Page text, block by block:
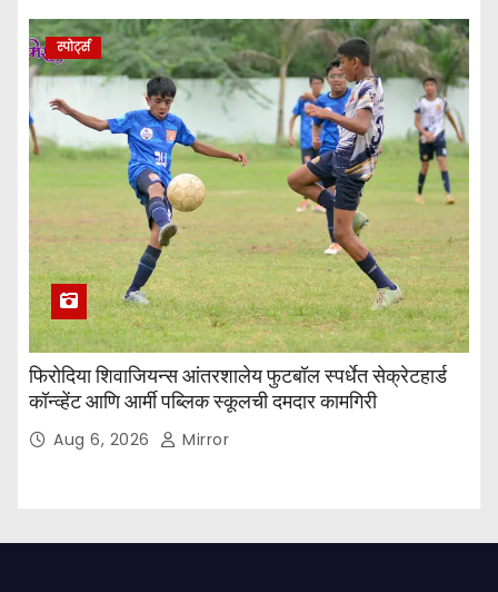
स्पोर्ट्स
फिरोदिया शिवाजियन्स आंतरशालेय फुटबॉल स्पर्धेत सेक्रेटहार्ड
कॉन्व्हेंट आणि आर्मी पब्लिक स्कूलची दमदार कामगिरी
Aug 6, 2026 Mirror